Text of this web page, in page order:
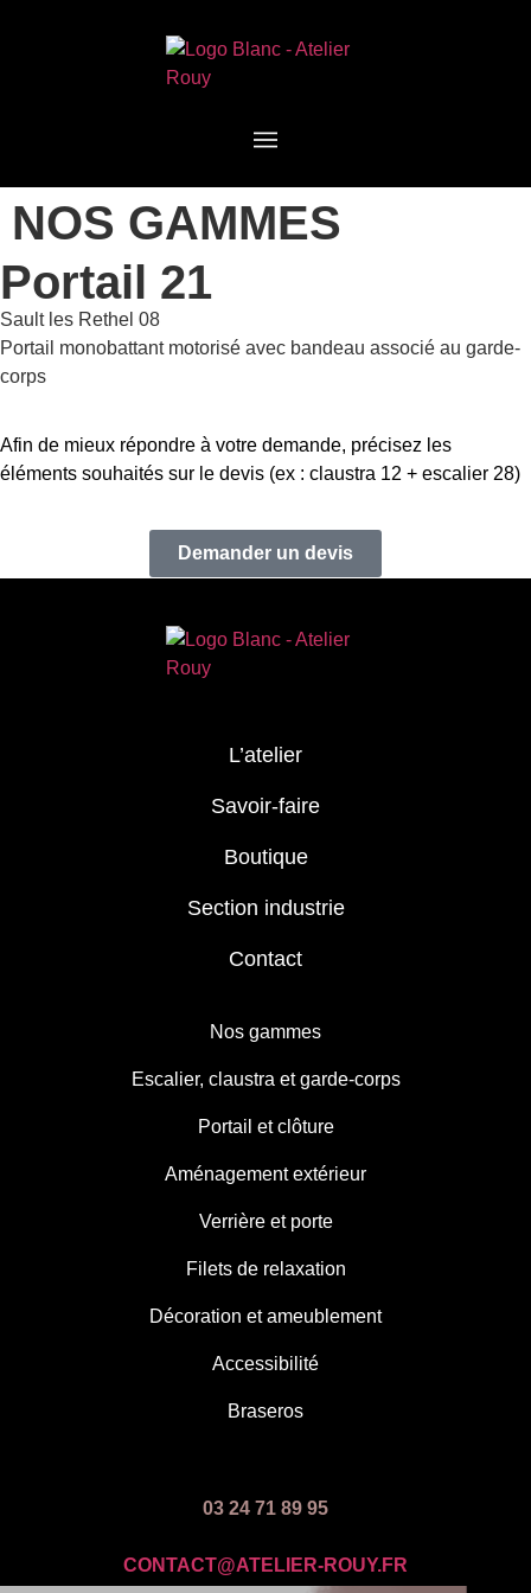
NOS GAMMES
Portail 21
Sault les Rethel 08
Portail monobattant motorisé avec bandeau associé au garde-
corps
Afin de mieux répondre à votre demande, précisez les
éléments souhaités sur le devis (ex : claustra 12 + escalier 28)
Demander un devis
L’atelier
Savoir-faire
Boutique
Section industrie
Contact
Nos gammes
Escalier, claustra et garde-corps
Portail et clôture
Aménagement extérieur
Verrière et porte
Filets de relaxation
Décoration et ameublement
Accessibilité
Braseros
03 24 71 89 95
CONTACT@ATELIER-ROUY.FR